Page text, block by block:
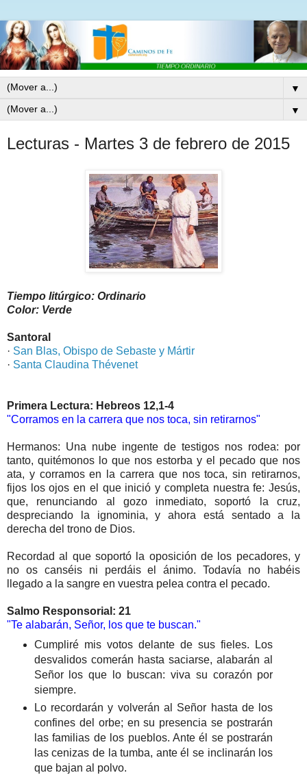
▼
▼
Lecturas - Martes 3 de febrero de 2015
Tiempo litúrgico: Ordinario
Color: Verde
Santoral
· San Blas, Obispo de Sebaste y Mártir
· Santa Claudina Thévenet
Primera Lectura: Hebreos 12,1-4
"Corramos en la carrera que nos toca, sin retirarnos"
Hermanos: Una nube ingente de testigos nos rodea: por
tanto, quitémonos lo que nos estorba y el pecado que nos
ata, y corramos en la carrera que nos toca, sin retirarnos,
fijos los ojos en el que inició y completa nuestra fe: Jesús,
que, renunciando al gozo inmediato, soportó la cruz,
despreciando la ignominia, y ahora está sentado a la
derecha del trono de Dios.
Recordad al que soportó la oposición de los pecadores, y
no os canséis ni perdáis el ánimo. Todavía no habéis
llegado a la sangre en vuestra pelea contra el pecado.
Salmo Responsorial: 21
"Te alabarán, Señor, los que te buscan."
Cumpliré mis votos delante de sus fieles. Los
desvalidos comerán hasta saciarse, alabarán al
Señor los que lo buscan: viva su corazón por
siempre.
Lo recordarán y volverán al Señor hasta de los
confines del orbe; en su presencia se postrarán
las familias de los pueblos. Ante él se postrarán
las cenizas de la tumba, ante él se inclinarán los
que bajan al polvo.